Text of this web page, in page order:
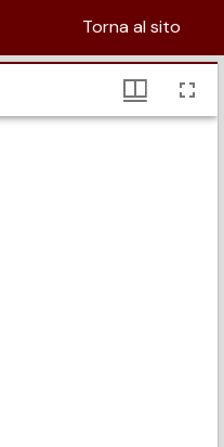
Torna al sito
1
2
3